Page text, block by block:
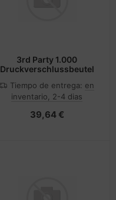
3rd Party 1.000
Druckverschlussbeutel
Tiempo de entrega: en
inventario, 2-4 dias
39,64 €